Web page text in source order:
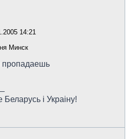
14:21
Минск
пропадаешь
Беларусь i Украiну!